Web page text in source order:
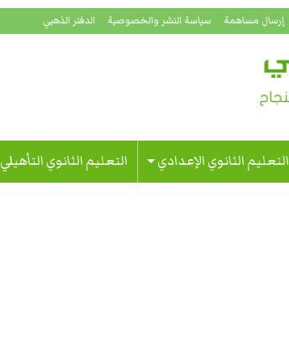
إرسال مساهمة سياسة النشر والخصوصية الدفتر الذهبي
التعليم الثانوي الإعدادي التعليم الثانوي التأهيلي